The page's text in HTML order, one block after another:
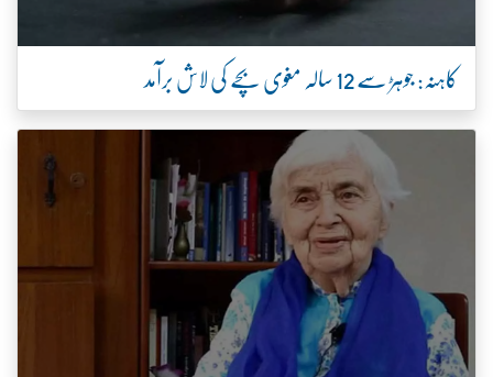
کاہنہ: جوہڑ سے 12 سالہ مغوی بچے کی لاش برآمد